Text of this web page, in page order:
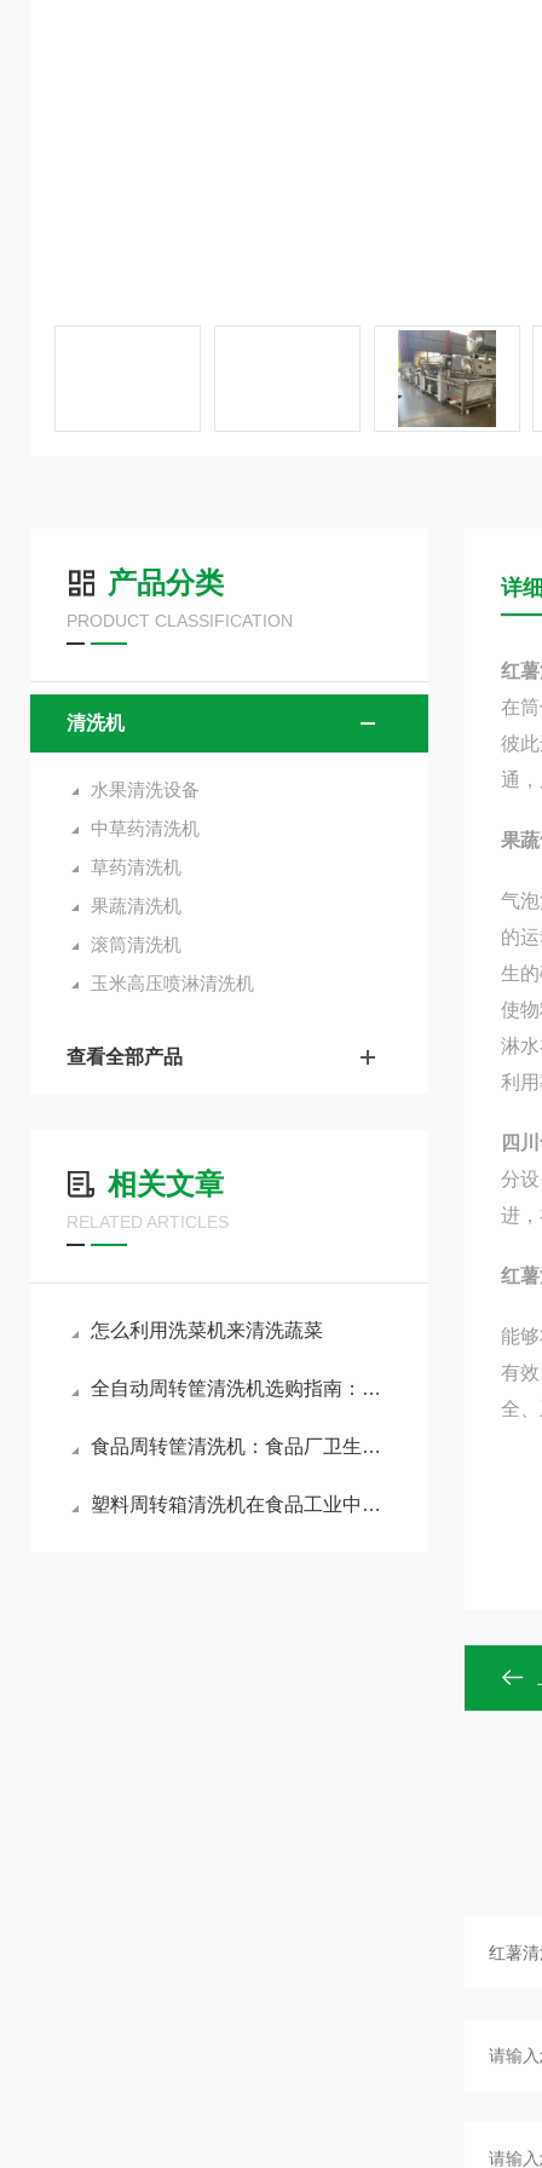
产品分类
PRODUCT CLASSIFICATION
清洗机
水果清洗设备
中草药清洗机
草药清洗机
果蔬清洗机
滚筒清洗机
玉米高压喷淋清洗机
查看全部产品
相关文章
RELATED ARTICLES
怎么利用洗菜机来清洗蔬菜
全自动周转筐清洗机选购指南：核心参数与避坑要点全解析
食品周转筐清洗机：食品厂卫生清洗解决方案
塑料周转箱清洗机在食品工业中的重要性
详
红
在
彼
通
果
气
的
生
使
淋
利
四
分
进
红
能
有
全